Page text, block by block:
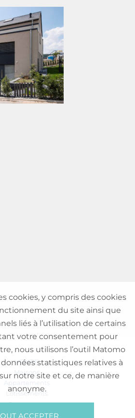
VENTE
Maisons
Appartements
Lotissements
Commerces
Bureaux
cookies, y compris des cookies
du site ainsi que
liés à l’utilisation de certains
votre consentement pour
nous utilisons l’outil Matomo
statistiques relatives à
notre site et ce, de manière
anonyme.
ACCEPTER